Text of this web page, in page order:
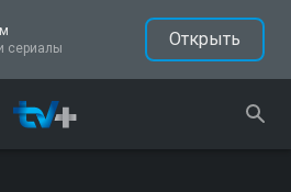
сериалы
Открыть